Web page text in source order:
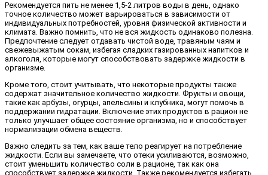
Рекомендуется пить не менее 1,5-2 литров воды в день, однако
точное количество может варьироваться в зависимости от
индивидуальных потребностей, уровня физической активности и
климата. Важно помнить, что не вся жидкость одинаково полезна.
Предпочтение следует отдавать чистой воде, травяным чаям и
свежевыжатым сокам, избегая сладких газированных напитков и
алкоголя, которые могут способствовать задержке жидкости в
организме.
Кроме того, стоит учитывать, что некоторые продукты также
содержат значительное количество жидкости. Фрукты и овощи,
такие как арбузы, огурцы, апельсины и клубника, могут помочь в
поддержании гидратации. Включение этих продуктов в рацион не
только улучшает общее состояние организма, но и способствует
нормализации обмена веществ.
Важно следить за тем, как ваше тело реагирует на потребление
жидкости. Если вы замечаете, что отеки усиливаются, возможно,
стоит уменьшить количество соли в рационе, так как она
способствует задержке жидкости. Также рекомендуется избегать